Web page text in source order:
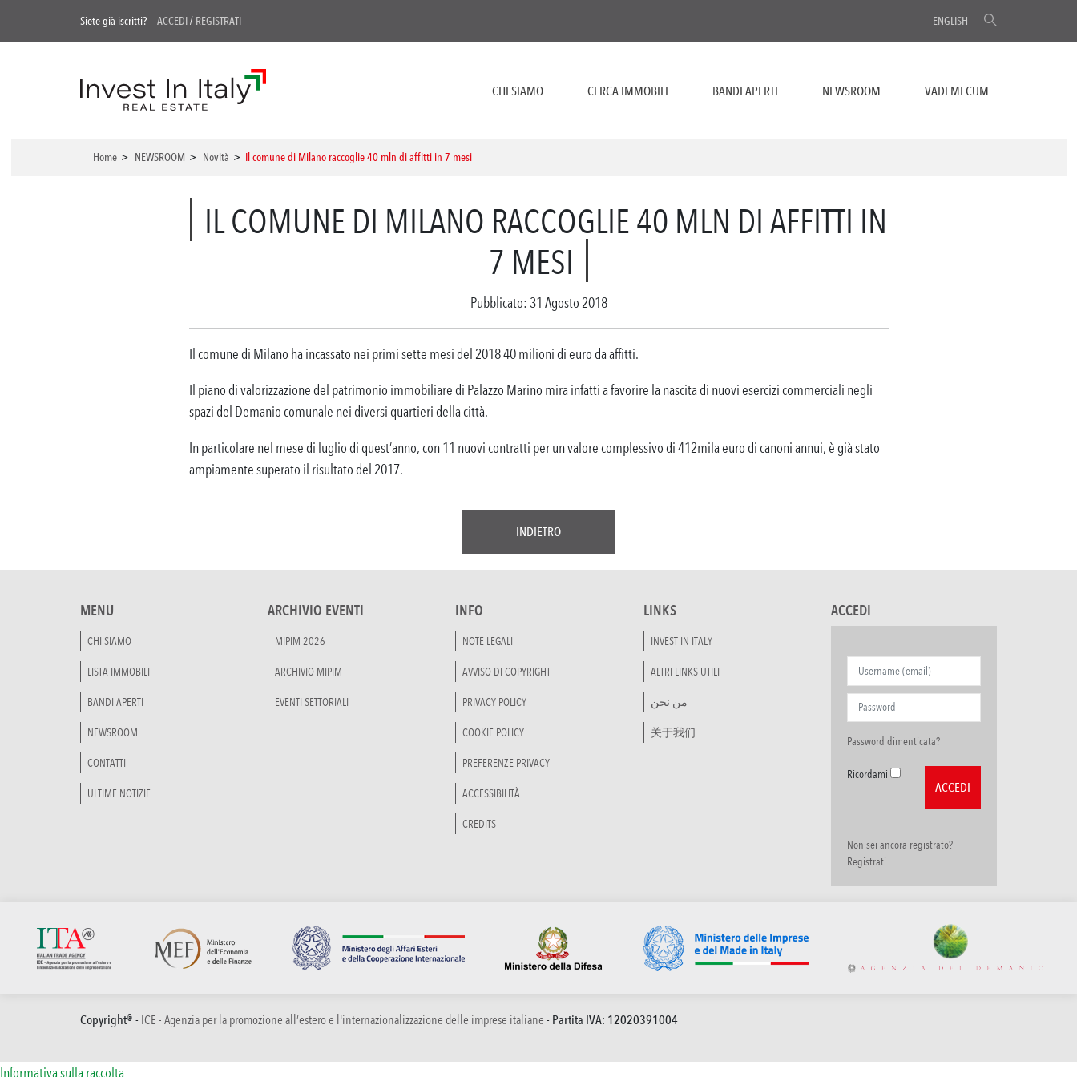
Siete già iscritti? ACCEDI/ REGISTRATI ENGLISH
CHI SIAMO CERCA IMMOBILI BANDI APERTI NEWSROOM VADEMECUM
Home > NEWSROOM > Novità > Il comune di Milano raccoglie 40 mln di affitti in 7 mesi
IL COMUNE DI MILANO RACCOGLIE 40 MLN DI AFFITTI IN
7 MESI
Pubblicato: 31 Agosto 2018
Il comune di Milano ha incassato nei primi sette mesi del 2018 40 milioni di euro da affitti.
Il piano di valorizzazione del patrimonio immobiliare di Palazzo Marino mira infatti a favorire la nascita di nuovi esercizi commerciali negli
spazi del Demanio comunale nei diversi quartieri della città.
In particolare nel mese di luglio di quest’anno, con 11 nuovi contratti per un valore complessivo di 412mila euro di canoni annui, è già stato
ampiamente superato il risultato del 2017.
INDIETRO
MENU
CHI SIAMO
LISTA IMMOBILI
BANDI APERTI
NEWSROOM
CONTATTI
ULTIME NOTIZIE
ARCHIVIO EVENTI
MIPIM 2026
ARCHIVIO MIPIM
EVENTI SETTORIALI
INFO
NOTE LEGALI
AVVISO DI COPYRIGHT
PRIVACY POLICY
COOKIE POLICY
PREFERENZE PRIVACY
ACCESSIBILITÀ
CREDITS
LINKS
INVEST IN ITALY
ALTRI LINKS UTILI
من نحن
关于我们
ACCEDI
Password dimenticata?
Ricordami
Non sei ancora registrato?
Registrati
Copyright® - ICE - Agenzia per la promozione all’estero e l'internazionalizzazione delle imprese italiane - Partita IVA: 12020391004
Informativa sulla raccolta